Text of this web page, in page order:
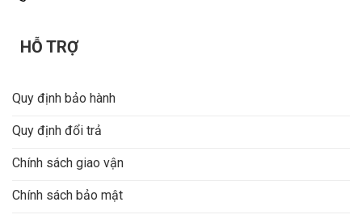
HỖ TRỢ
Quy định bảo hành
Quy định đổi trả
Chính sách giao vận
Chính sách bảo mật